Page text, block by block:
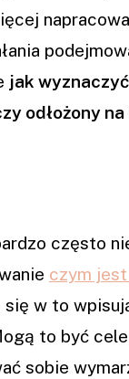
jak
odłożony na
często
czym
się w to
to być
sobie